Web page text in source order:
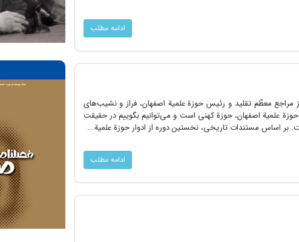
ادامه مطلب
مراجع معظّم تقلید و رئیس حوزة علمیة اصفهان، فراز و نشیب‌هاى
حوزة علمیة اصفهان، حوزة کهنى است و مى‌توانیم بگوییم در حقیقت
اساس مستندات تاریخى، نخستین دوره از ادوار حوزة علمیة...
ادامه مطلب